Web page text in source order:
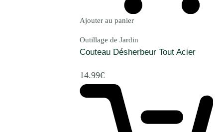
Ajouter au panier
Outillage de Jardin
Couteau Désherbeur Tout Acier
14.99€